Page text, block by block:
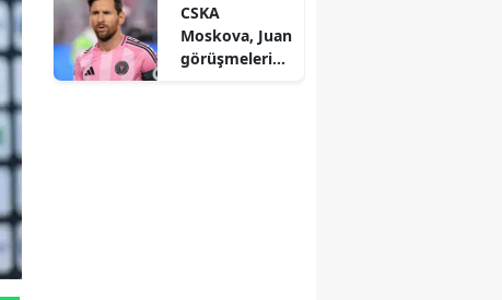
CSKA
Moskova, Juan
görüşmelerind